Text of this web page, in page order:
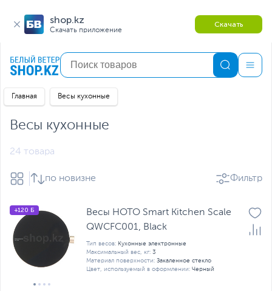
shop.kz
Скачать приложение
Скачать
Главная Весы кухонные
Весы кухонные
24 товара
по новизне Фильтр
+120 Б
Весы HOTO Smart Kitchen Scale
QWCFC001, Black
Тип весов: Кухонные электронные
Максимальный вес, кг: 3
Материал поверхности: Закаленное стекло
Цвет, используемый в оформлении: Черный